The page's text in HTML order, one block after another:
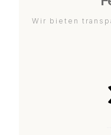
Wir bieten